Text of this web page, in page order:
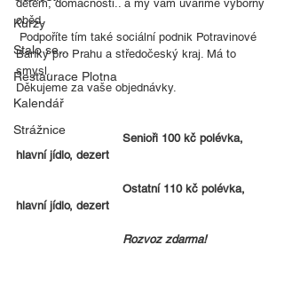
Kurzy
Stalo se...
Restaurace Plotna
Kalendář
Strážnice
dětem, domácnosti.. a my vám uvaříme výborný
oběd.
Banky pro Prahu a středočeský kraj. Má to
smysl.
Děkujeme za vaše objednávky.
Senioři 100 kč polévka,
hlavní jídlo, dezert
Ostatní 110 kč polévka,
hlavní jídlo, dezert
Rozvoz zdarma!